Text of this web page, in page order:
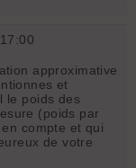
approximative
et
le poids des
(poids par
compte et qui
de votre